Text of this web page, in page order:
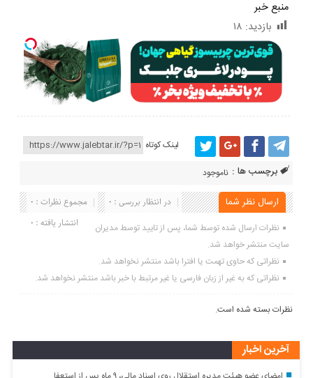
منبع خبر
بازدید: ۱۸
لینک کوتاه
برچسب ها : ناموجود
ارسال نظر شما مجموع نظرات : 0
در انتظار بررسی : 0
انتشار یافته : 0
نظرات ارسال شده توسط شما، پس از تایید توسط مدیران
سایت منتشر خواهد شد.
نظراتی که حاوی تهمت یا افترا باشد منتشر نخواهد شد.
نظراتی که به غیر از زبان فارسی یا غیر مرتبط با خبر باشد منتشر نخواهد شد.
نظرات بسته شده است.
آخرین اخبار